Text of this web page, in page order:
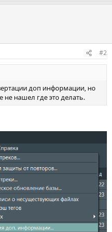
#2
доп информации, но
нашел где это делать.